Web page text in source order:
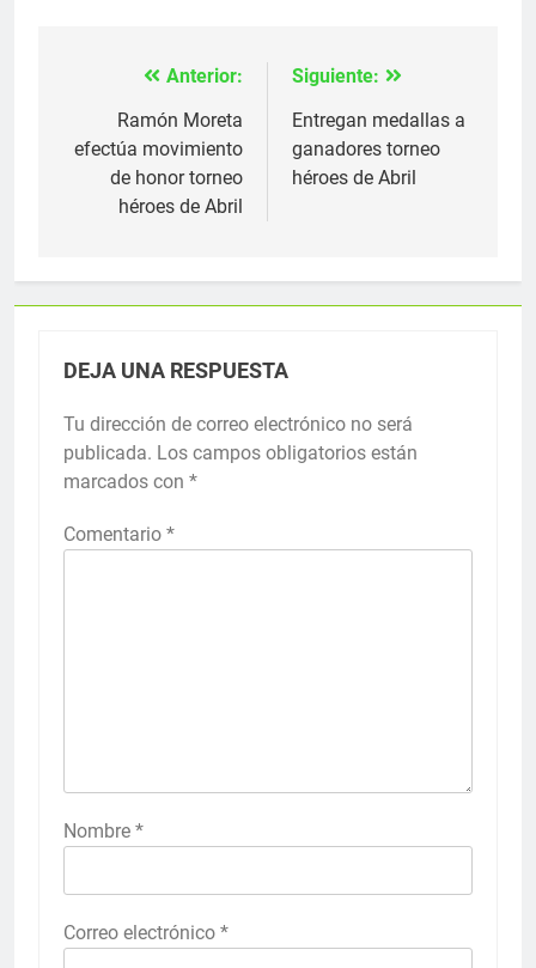
Navegación
entradas
Anterior:
Ramón Moreta
efectúa movimiento
de honor torneo
héroes de Abril
Siguiente:
Entregan medallas a
ganadores torneo
héroes de Abril
DEJA UNA RESPUESTA
Tu dirección de correo electrónico no será
publicada. Los campos obligatorios están
marcados con *
Comentario *
Nombre *
Correo electrónico *